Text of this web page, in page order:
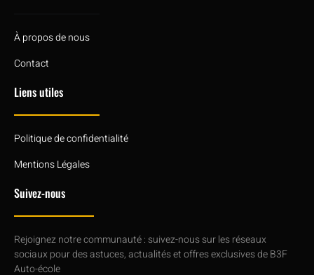
À propos de nous
Contact
Liens utiles
Politique de confidentialité
Mentions Légales
Suivez-nous
Rejoignez notre communauté : suivez-nous sur les réseaux
sociaux pour des astuces, actualités et offres exclusives de B3F
Auto-école